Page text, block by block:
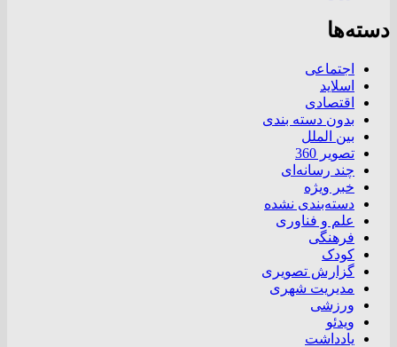
دسته‌ها
اجتماعی
اسلاید
اقتصادی
بدون دسته بندی
بین الملل
تصویر 360
چند رسانه‌ای
خبر ویژه
دسته‌بندی نشده
علم و فناوری
فرهنگی
کودک
گزارش تصویری
مدیریت شهری
ورزشی
ویدئو
یادداشت